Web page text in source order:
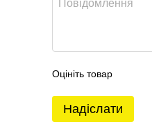
Оцініть товар
Надіслати